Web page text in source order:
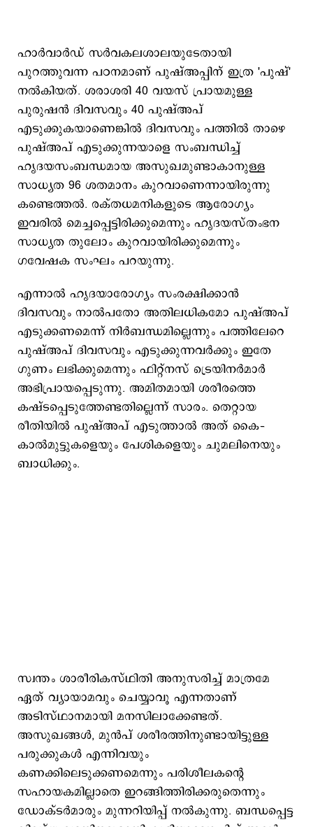
ഹാര്‍വാര്‍ഡ് സര്‍വകലശാലയുടേതായി
പുറത്തുവന്ന പഠനമാണ് പുഷ്അപ്പിന് ഇത്ര 'പുഷ്'
നല്‍കിയത്. ശരാശരി 40 വയസ് പ്രായമുള്ള
പുരുഷന്‍ ദിവസവും 40 പുഷ്അപ്
എടുക്കുകയാണെങ്കില്‍ ദിവസവും പത്തില്‍ താഴെ
പുഷ്അപ് എടുക്കുന്നയാളെ സംബന്ധിച്ച്
ഹൃദയസംബന്ധമായ അസുഖമുണ്ടാകാനുള്ള
സാധ്യത 96 ശതമാനം കുറവാണെന്നായിരുന്നു
കണ്ടെത്തല്‍. രക്തധമനികളുടെ ആരോഗ്യം
ഇവരില്‍ മെച്ചപ്പെട്ടിരിക്കുമെന്നും ഹൃദയസ്തംഭന
സാധ്യത തുലോം കുറവായിരിക്കുമെന്നും
ഗവേഷക സംഘം പറയുന്നു.
എന്നാല്‍ ഹൃദയാരോഗ്യം സംരക്ഷിക്കാന്‍
ദിവസവും നാല്‍പതോ അതിലധികമോ പുഷ്അപ്
എടുക്കണമെന്ന് നിര്‍ബന്ധമില്ലെന്നും പത്തിലേറെ
പുഷ്അപ് ദിവസവും എടുക്കുന്നവര്‍ക്കും ഇതേ
ഗുണം ലഭിക്കുമെന്നും ഫിറ്റ്നസ് ട്രെയിനര്‍മാര്‍
അഭിപ്രായപ്പെടുന്നു. അമിതമായി ശരീരത്തെ
കഷ്ടപ്പെടുത്തേണ്ടതില്ലെന്ന് സാരം. തെറ്റായ
രീതിയില്‍ പുഷ്അപ് എടുത്താല്‍ അത് കൈ–
കാല്‍മുട്ടുകളെയും പേശികളെയും ചുമലിനെയും
ബാധിക്കും.
സ്വന്തം ശാരീരികസ്ഥിതി അനുസരിച്ച് മാത്രമേ
ഏത് വ്യായാമവും ചെയ്യാവൂ എന്നതാണ്
അടിസ്ഥാനമായി മനസിലാക്കേണ്ടത്.
അസുഖങ്ങള്‍, മുന്‍പ് ശരീരത്തിനുണ്ടായിട്ടുള്ള
പരുക്കുകള്‍ എന്നിവയും
കണക്കിലെടുക്കണമെന്നും പരിശീലകന്‍റെ
സഹായകമില്ലാതെ ഇറങ്ങിത്തിരിക്കരുതെന്നും
ഡോക്ടര്‍മാരും മുന്നറിയിപ്പ് നല്‍കുന്നു. ബന്ധപ്പെട്ട